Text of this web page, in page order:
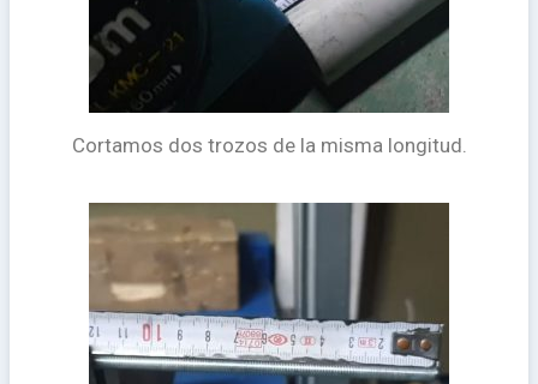
Cortamos dos trozos de la misma longitud.